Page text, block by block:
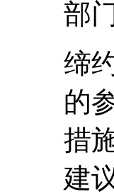
部
缔
的
措
建